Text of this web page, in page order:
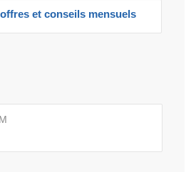
et conseils mensuels